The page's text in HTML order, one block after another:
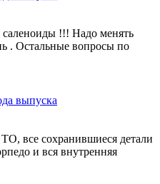
саленоиды !!! Надо менять
. Остальные вопросы по
все сохранившиеся детали
и вся внутренняя